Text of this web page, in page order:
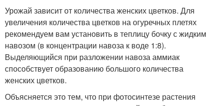
Урожай зависит от количества женских цветков. Для
увеличения количества цветков на огуречных плетях
рекомендуем вам установить в теплицу бочку с жидким
навозом (в концентрации навоза к воде 1:8).
Выделяющийся при разложении навоза аммиак
способствует образованию большого количества
женских цветков.
Объясняется это тем, что при фотосинтезе растения